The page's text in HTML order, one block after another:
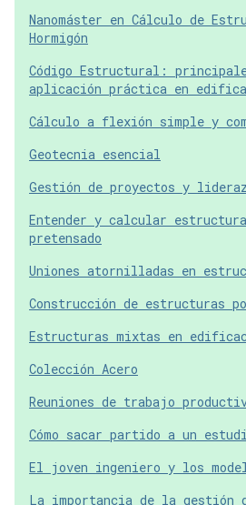
Nanomáster en Cálculo de
Hormigón
Código Estructural:
aplicación práctica en
Cálculo a flexión simple y
Geotecnia esencial
Gestión de proyectos y
Entender y calcular
pretensado
Uniones atornilladas en
Construcción de estructuras
Estructuras mixtas en
Colección Acero
Reuniones de trabajo
Cómo sacar partido a un
El joven ingeniero y los
La importancia de la gestión